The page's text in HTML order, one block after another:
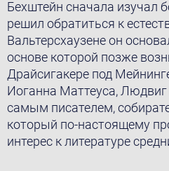
Бехштейн сначала изучал
решил обратиться к
Вальтерсхаузене он
основе которой позже
Драйсигакере под
Иоганна Маттеуса,
самым писателем,
который по-настоящему
интерес к литературе